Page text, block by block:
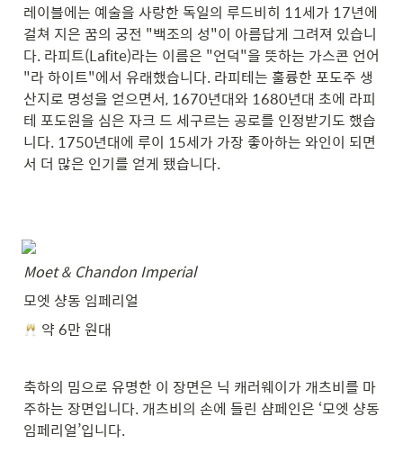
레이블에는 예술을 사랑한 독일의 루드비히 11세가 17년에
걸쳐 지은 꿈의 궁전 "백조의 성"이 아름답게 그려져 있습니
다. 라피트(Lafite)라는 이름은 "언덕"을 뜻하는 가스콘 언어
"라 하이트"에서 유래했습니다. 라피테는 훌륭한 포도주 생
산지로 명성을 얻으면서, 1670년대와 1680년대 초에 라피
테 포도원을 심은 자크 드 세구르는 공로를 인정받기도 했습
니다. 1750년대에 루이 15세가 가장 좋아하는 와인이 되면
서 더 많은 인기를 얻게 됐습니다.
Moet & Chandon Imperial
모엣 샹동 임페리얼
약 6만 원대
축하의 밈으로 유명한 이 장면은 닉 캐러웨이가 개츠비를 마
주하는 장면입니다. 개츠비의 손에 들린 샴페인은 ‘모엣 샹동
임페리얼’입니다.